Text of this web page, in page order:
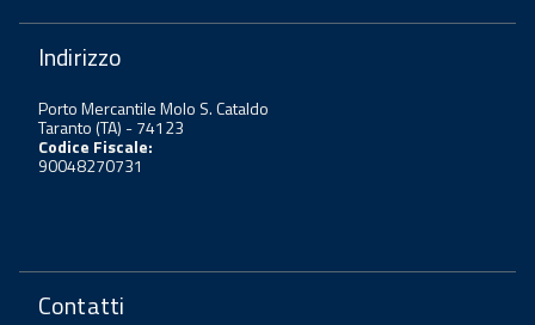
Indirizzo
Porto Mercantile Molo S. Cataldo
Taranto (TA) - 74123
Codice Fiscale:
90048270731
Contatti